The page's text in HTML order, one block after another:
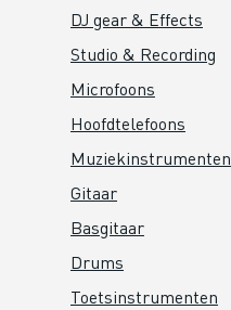
DJ gear & Effects
Studio & Recording
Microfoons
Hoofdtelefoons
Muziekinstrumenten
Gitaar
Basgitaar
Drums
Toetsinstrumenten